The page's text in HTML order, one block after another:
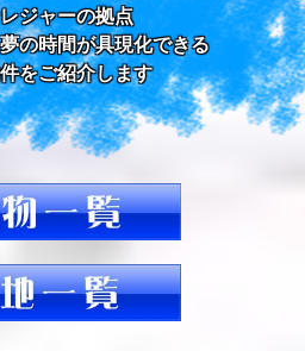
ジャーの拠点
の時間が具現化できる
をご紹介します